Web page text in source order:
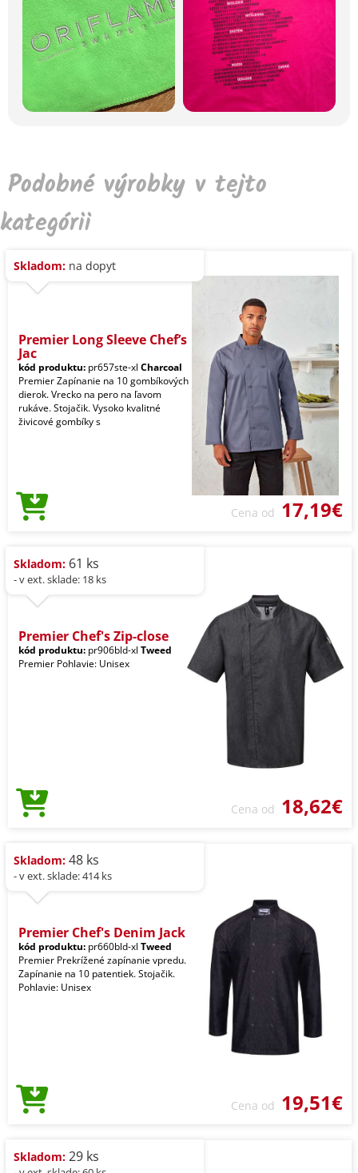
Podobné výrobky v tejto
kategórii
Skladom: na dopyt
Premier Long Sleeve Chef’s
Jac
kód produktu: pr657ste-xl Charcoal
Premier Zapínanie na 10 gombíkových
dierok. Vrecko na pero na ľavom
rukáve. Stojačik. Vysoko kvalitné
živicové gombíky s
Cena od 17,19€
Skladom: 61 ks
- v ext. sklade: 18 ks
Premier Chef's Zip-close
kód produktu: pr906bld-xl Tweed
Premier Pohlavie: Unisex
Cena od 18,62€
Skladom: 48 ks
- v ext. sklade: 414 ks
Premier Chef's Denim Jack
kód produktu: pr660bld-xl Tweed
Premier Prekrížené zapínanie vpredu.
Zapínanie na 10 patentiek. Stojačik.
Pohlavie: Unisex
Cena od 19,51€
Skladom: 29 ks